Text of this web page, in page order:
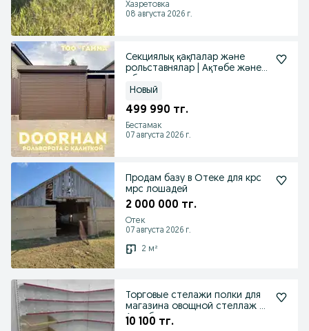
Хазретовка
08 августа 2026 г.
Секциялық қақпалар және
рольставнялар | Ақтөбе және
Новый
499 990 тг.
Бестамак
07 августа 2026 г.
Продам базу в Отеке для крс
мрс лошадей
2 000 000 тг.
Отек
07 августа 2026 г.
2 м²
Торговые стелажи полки для
магазина овощной стеллаж г.
Актобе
10 100 тг.